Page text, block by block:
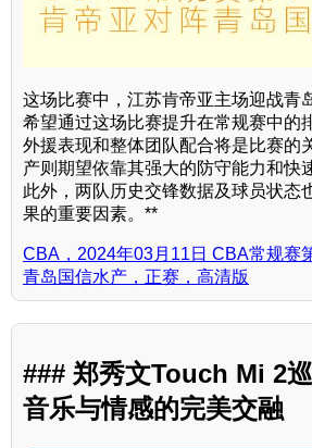
这场比赛中，江苏肯帝亚主场迎战青
希望通过这场比赛提升在常规赛中的
外援表现和整体团队配合将是比赛的
产则期望依靠其强大的防守能力和快
此外，两队历史交锋数据及球员状态
果的重要因素。**
CBA，2024年03月11日 CBA常规赛
青岛国信水产，正赛，高清版
### 郑秀文Touch Mi 2
音乐与情感的完美交融